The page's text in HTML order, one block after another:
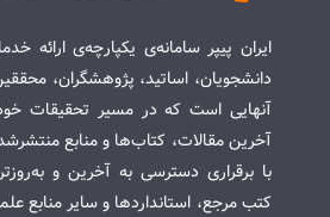
ایران پیپر سامانه‌ی یکپارچه‌ی ارائه
دانشجویان، اساتید، پژوهشگران،
آنهایی است که در مسیر تحقیقات
آخرین مقالات، کتاب‌ها و منابع
با برقراری دسترسی به آخرین و
کتب مرجع، استانداردها و سایر منابع